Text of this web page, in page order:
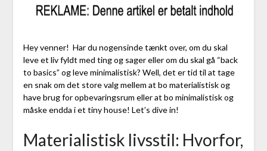
Hey venner! Har du nogensinde tænkt over, om du skal
leve et liv fyldt med ting og sager eller om du skal gå “back
to basics” og leve minimalistisk? Well, det er tid til at tage
en snak om det store valg mellem at bo materialistisk og
have brug for opbevaringsrum eller at bo minimalistisk og
måske endda i et tiny house! Let’s dive in!
Materialistisk livsstil: Hvorfor,